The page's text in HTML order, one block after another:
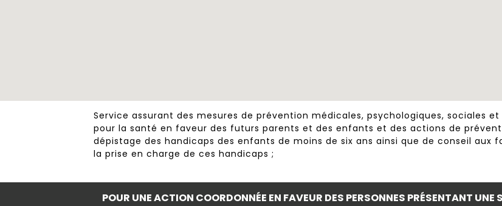
Service assurant des mesures de prévention médicales, psychologiques, sociales et
pour la santé en faveur des futurs parents et des enfants et des actions de
dépistage des handicaps des enfants de moins de six ans ainsi que de conseil aux
la prise en charge de ces handicaps ;
POUR UNE ACTION COORDONNÉE EN FAVEUR DES PERSONNES PRÉSENTANT